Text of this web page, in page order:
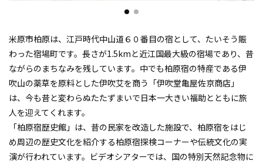
米原市柏原は、江戸時代中山道６０番目の宿として、たいそう賑
わった宿場町です。長さが1.5kmと近江国最大級の宿場であり、昔
ながらのまちなみを残しています。中でも柏原宿の特産である伊
吹山の薬草を原料とした伊吹艾を商う「伊吹堂亀屋佐京商店」
は、今も昔と変わらぬたたずまいで日本一大きい福助とともに旅
人を迎えてくれます。
「柏原宿歴史館」は、昔の民家を改造した施設で、柏原宿をはじ
め周辺の歴史文化を紹介する柏原宿探検コーナーや伝統文化の実
演が行われています。ビデオシアターでは、国の特別天然記念物に